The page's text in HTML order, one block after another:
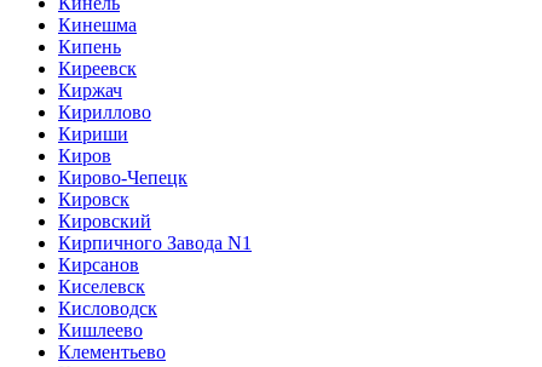
Кинешма
Кипень
Киреевск
Киржач
Кириллово
Кириши
Киров
Кирово-Чепецк
Кировск
Кировский
Кирпичного Завода N1
Кирсанов
Киселевск
Кисловодск
Кишлеево
Клементьево